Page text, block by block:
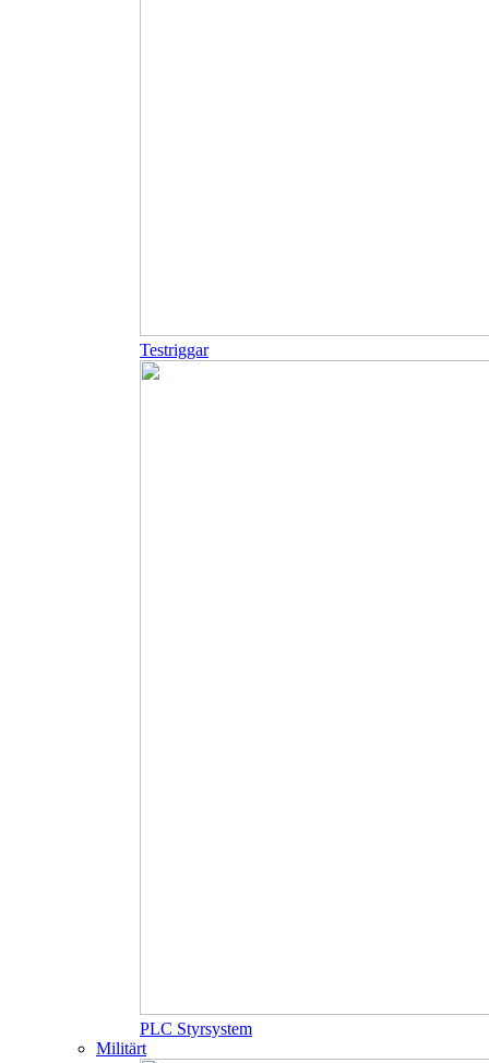
Testriggar
PLC Styrsystem
Militärt